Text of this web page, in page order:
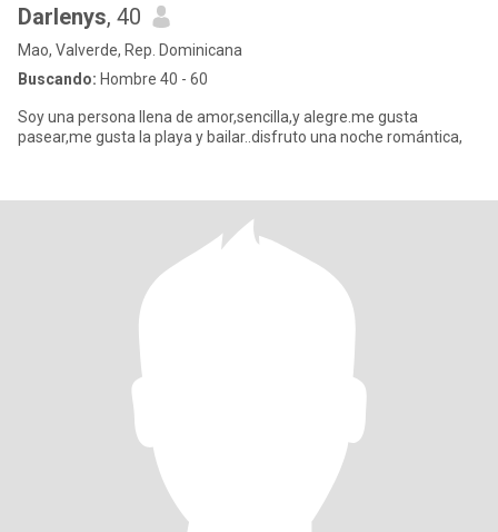
Darlenys, 40
Mao, Valverde, Rep. Dominicana
Buscando: Hombre 40 - 60
Soy una persona llena de amor,sencilla,y alegre.me gusta
pasear,me gusta la playa y bailar..disfruto una noche romántica,